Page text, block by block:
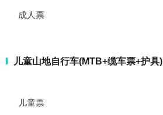
成人票
儿童山地自行车(MTB+缆车票+护具)
儿童票